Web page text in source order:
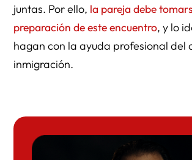
juntas. Por ello, la pareja debe
preparación de este encuentro, y lo
hagan con la ayuda profesional del
inmigración.